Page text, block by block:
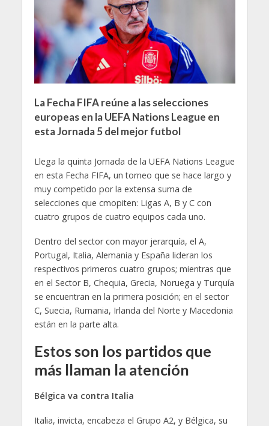
La Fecha FIFA reúne a las selecciones
europeas en la UEFA Nations League en
esta Jornada 5 del mejor futbol
Llega la quinta Jornada de la UEFA Nations League
en esta Fecha FIFA, un torneo que se hace largo y
muy competido por la extensa suma de
selecciones que cmopiten: Ligas A, B y C con
cuatro grupos de cuatro equipos cada uno.
Dentro del sector con mayor jerarquía, el A,
Portugal, Italia, Alemania y España lideran los
respectivos primeros cuatro grupos; mientras que
en el Sector B, Chequia, Grecia, Noruega y Turquía
se encuentran en la primera posición; en el sector
C, Suecia, Rumania, Irlanda del Norte y Macedonia
están en la parte alta.
Estos son los partidos que
más llaman la atención
Bélgica va contra Italia
Italia, invicta, encabeza el Grupo A2, y Bélgica, su